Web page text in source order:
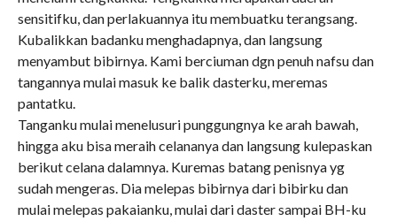
sensitifku, dan perlakuannya itu membuatku terangsang.
Kubalikkan badanku menghadapnya, dan langsung
menyambut bibirnya. Kami berciuman dgn penuh nafsu dan
tangannya mulai masuk ke balik dasterku, meremas
pantatku.
Tanganku mulai menelusuri punggungnya ke arah bawah,
hingga aku bisa meraih celananya dan langsung kulepaskan
berikut celana dalamnya. Kuremas batang penisnya yg
sudah mengeras. Dia melepas bibirnya dari bibirku dan
mulai melepas pakaianku, mulai dari daster sampai BH-ku